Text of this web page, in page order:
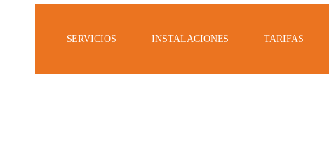
SERVICIOS INSTALACIONES TARIFAS